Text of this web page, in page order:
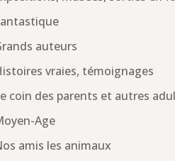
auteurs
vraies, témoignages
coin des parents et autres
Age
amis les animaux